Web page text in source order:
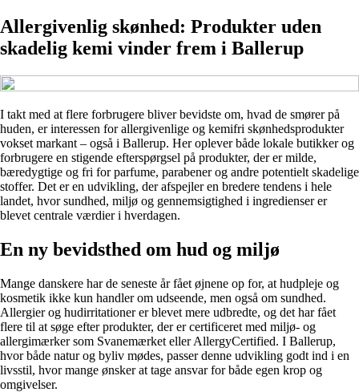
Allergivenlig skønhed: Produkter uden
skadelig kemi vinder frem i Ballerup
I takt med at flere forbrugere bliver bevidste om, hvad de smører på
huden, er interessen for allergivenlige og kemifri skønhedsprodukter
vokset markant – også i Ballerup. Her oplever både lokale butikker og
forbrugere en stigende efterspørgsel på produkter, der er milde,
bæredygtige og fri for parfume, parabener og andre potentielt skadelige
stoffer. Det er en udvikling, der afspejler en bredere tendens i hele
landet, hvor sundhed, miljø og gennemsigtighed i ingredienser er
blevet centrale værdier i hverdagen.
En ny bevidsthed om hud og miljø
Mange danskere har de seneste år fået øjnene op for, at hudpleje og
kosmetik ikke kun handler om udseende, men også om sundhed.
Allergier og hudirritationer er blevet mere udbredte, og det har fået
flere til at søge efter produkter, der er certificeret med miljø- og
allergimærker som Svanemærket eller AllergyCertified. I Ballerup,
hvor både natur og byliv mødes, passer denne udvikling godt ind i en
livsstil, hvor mange ønsker at tage ansvar for både egen krop og
omgivelser.